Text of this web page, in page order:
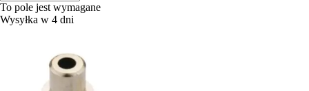
To pole jest wymagane
Wysyłka w 4 dni